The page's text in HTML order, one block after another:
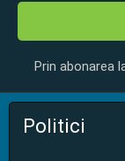
Prin abonarea
Politici